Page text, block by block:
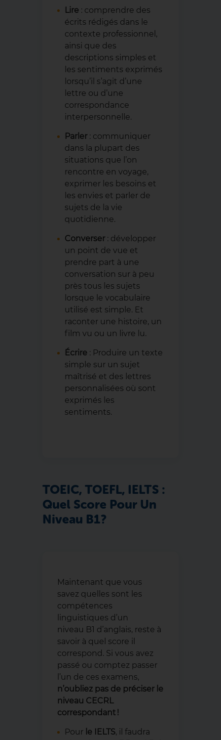
Lire : comprendre des
écrits rédigés dans le
contexte professionnel,
ainsi que des
descriptions simples et
les sentiments exprimés
lorsqu’il s’agit d’une
lettre ou d’une
correspondance
interpersonnelle.
Parler : communiquer
dans la plupart des
situations que l’on
rencontre en voyage,
exprimer les besoins et
les envies et parler de
sujets de la vie
quotidienne.
Converser : développer
un point de vue et
prendre part à une
conversation sur à peu
près tous les sujets
lorsque le vocabulaire
utilisé est simple. Et
raconter une histoire, un
film vu ou un livre lu.
Écrire : Produire un texte
simple sur un sujet
maîtrisé et des lettres
personnalisées où sont
exprimés les
sentiments.
TOEIC, TOEFL, IELTS :
Quel Score Pour Un
Niveau B1 ?
Maintenant que vous
savez quelles sont les
compétences
linguistiques d’un
niveau B1 d’anglais, reste à
savoir à quel score il
correspond. Si vous avez
passé ou comptez passer
l’un de ces examens,
n’oubliez pas de préciser le
niveau CECRL
correspondant !
Pour le IELTS, il faudra